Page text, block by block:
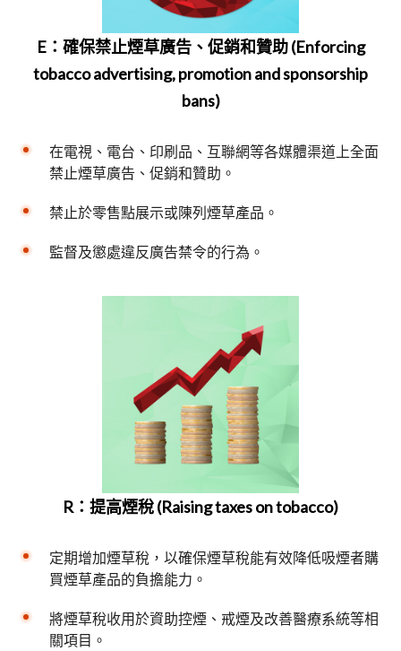
E：確保禁止煙草廣告、促銷和贊助 (Enforcing
tobacco advertising, promotion and sponsorship
bans)
在電視、電台、印刷品、互聯網等各媒體渠道上全面
禁止煙草廣告、促銷和贊助。
禁止於零售點展示或陳列煙草產品。
監督及懲處違反廣告禁令的行為。
R：提高煙稅 (Raising taxes on tobacco)
定期增加煙草稅，以確保煙草稅能有效降低吸煙者購
買煙草產品的負擔能力。
將煙草稅收用於資助控煙、戒煙及改善醫療系統等相
關項目。